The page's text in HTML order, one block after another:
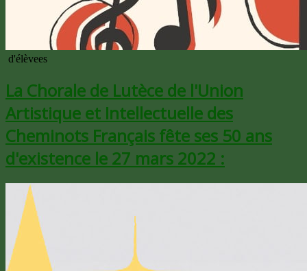
d'élèvees
La Chorale de Lutèce de l'Union
Artistique et Intellectuelle des
Cheminots Français fête ses 50 ans
d'existence le 27 mars 2022 :